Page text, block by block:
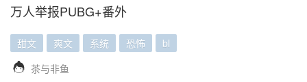
万人举报PUBG+番外
甜文 爽文 系统 恐怖 bl
 茶与非鱼